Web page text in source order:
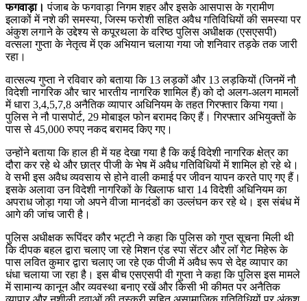
फगवाड़ा। पंजाब के फगवाड़ा निगम शहर और इसके आसपास के ग्रामीण
इलाकों में नशे की समस्या, जिस्म फरोशी सहित अवैध गतिविधियों की समस्या पर
अंकुश लगाने के उद्देश्य से कपूरथला के वरिष्ठ पुलिस अधीक्षक (एसएसपी)
वत्सला गुप्ता के नेतृत्व में एक अभियान चलाया गया जो शनिवार तड़के तक जारी
रहा।
वात्सल्य गुप्ता ने रविवार को बताया कि 13 लड़कों और 13 लड़कियों (जिनमें नौ
विदेशी नागरिक और चार भारतीय नागरिक शामिल हैं) को दो अलग-अलग मामलों
में धारा 3,4,5,7,8 अनैतिक व्यापार अधिनियम के तहत गिरफ्तार किया गया।
पुलिस ने नौ पासपोर्ट, 29 मोबाइल फोन बरामद किए हैं। गिरफ्तार अभियुक्तों के
पास से 45,000 रुपए नकद बरामद किए गए।
उन्होंने बताया कि हाल ही में यह देखा गया है कि कई विदेशी नागरिक क्षेत्र का
दौरा कर रहे थे और छात्र पीजी के भेष में अवैध गतिविधियों में शामिल हो रहे थे।
वे सभी इस अवैध व्यवसाय से होने वाली कमाई पर जीवन यापन करते पाए गए हैं।
इसके अलावा उन विदेशी नागरिकों के खिलाफ धारा 14 विदेशी अधिनियम का
अपराध जोड़ा गया जो अपने वीजा मानदंडों का उल्लंघन कर रहे थे। इस संबंध में
आगे की जांच जारी है।
पुलिस अधीक्षक रूपिंदर कौर भट्टी ने कहा कि पुलिस को गुप्त सूचना मिली थी
कि दीपक बहल द्वारा चलाए जा रहे मिशन एंड स्पा सेंटर और लॉ गेट मिहेरू के
पास लवित कुमार द्वारा चलाए जा रहे एक पीजी में अवैध रूप से देह व्यापार का
धंधा चलाया जा रहा है। इस बीच एसएसपी वी गुप्ता ने कहा कि पुलिस इस मामले
में सामान्य कानून और व्यवस्था बनाए रखें और किसी भी कीमत पर अनैतिक